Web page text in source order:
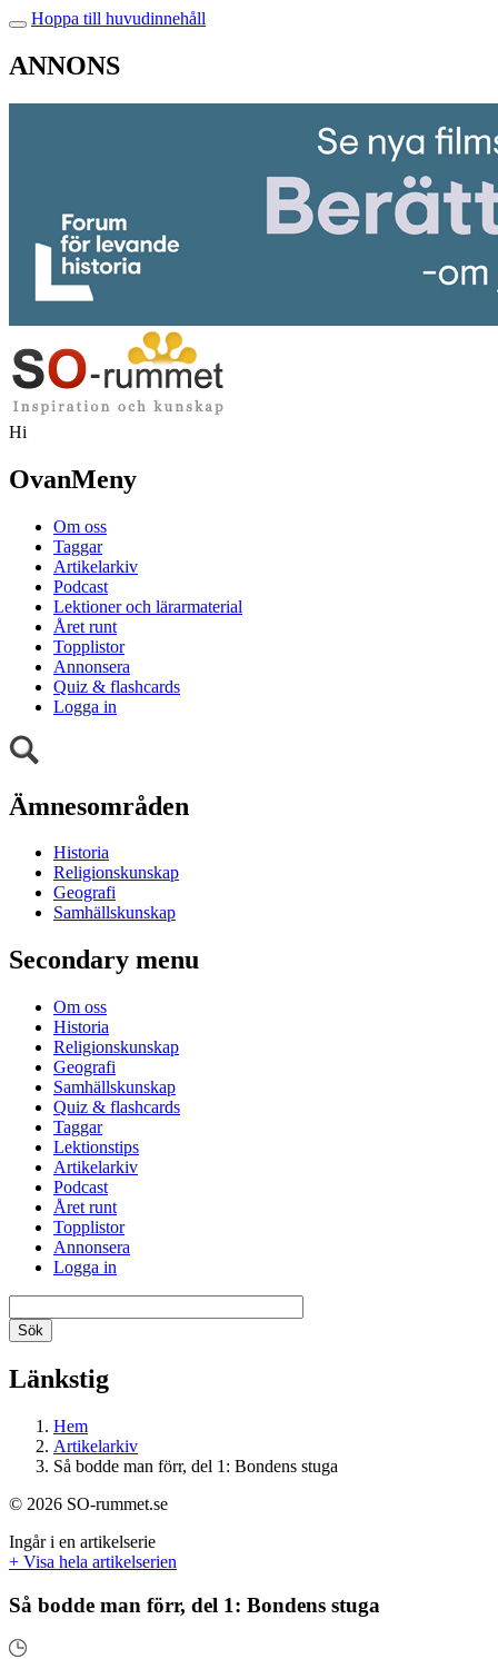
Hoppa till huvudinnehåll
ANNONS
Hi
OvanMeny
Om oss
Taggar
Artikelarkiv
Podcast
Lektioner och lärarmaterial
Året runt
Topplistor
Annonsera
Quiz & flashcards
Logga in
Ämnesområden
Historia
Religionskunskap
Geografi
Samhällskunskap
Secondary menu
Om oss
Historia
Religionskunskap
Geografi
Samhällskunskap
Quiz & flashcards
Taggar
Lektionstips
Artikelarkiv
Podcast
Året runt
Topplistor
Annonsera
Logga in
Länkstig
Hem
Artikelarkiv
Så bodde man förr, del 1: Bondens stuga
© 2026 SO-rummet.se
Ingår i en artikelserie
+ Visa hela artikelserien
Så bodde man förr, del 1: Bondens stuga